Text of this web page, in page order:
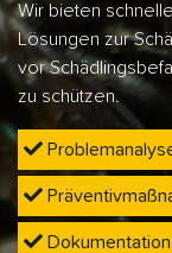
Wir bieten
Lösungen zur
vor
zu schützen.
Dokumentation